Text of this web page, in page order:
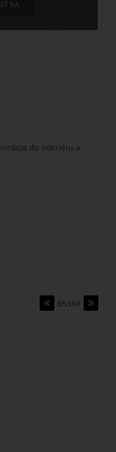
SA
do interiéru a
65/164